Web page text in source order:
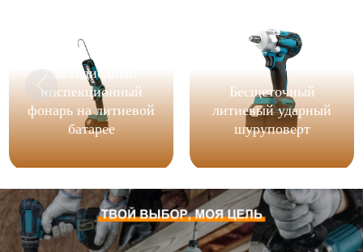
Светодиодный
инспекционный
фонарь на литиевой
батарее
Бесщеточный
литиевый ударный
шуруповерт